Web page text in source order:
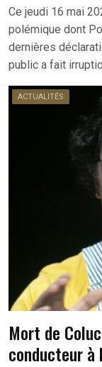
Ce jeudi 16 mai
polémique dont
dernières
public a fait
ACTUALITÉS
Mort de
conducteur à